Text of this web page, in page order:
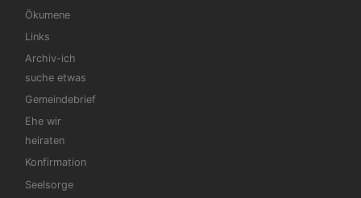
Ökumene
Links
Archiv-ich
suche etwas
Gemeindebrief
Ehe wir
heiraten
Konfirmation
Seelsorge